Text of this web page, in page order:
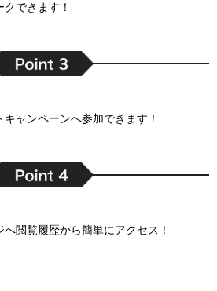
できます！
ャンペーンへ参加できます！
閲覧履歴から簡単にアクセス！